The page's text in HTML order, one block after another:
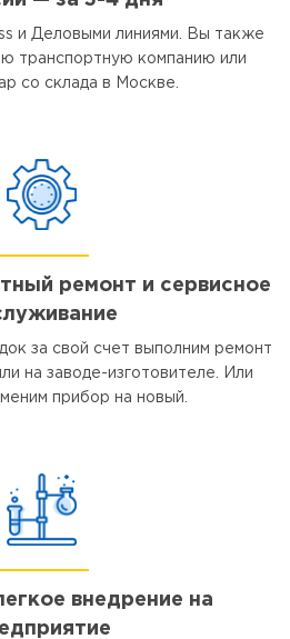
и Деловыми линиями. Вы также
транспортную компанию или
со склада в Москве.
ремонт и сервисное
за свой счет выполним ремонт
на заводе-изготовителе. Или
прибор на новый.
внедрение на